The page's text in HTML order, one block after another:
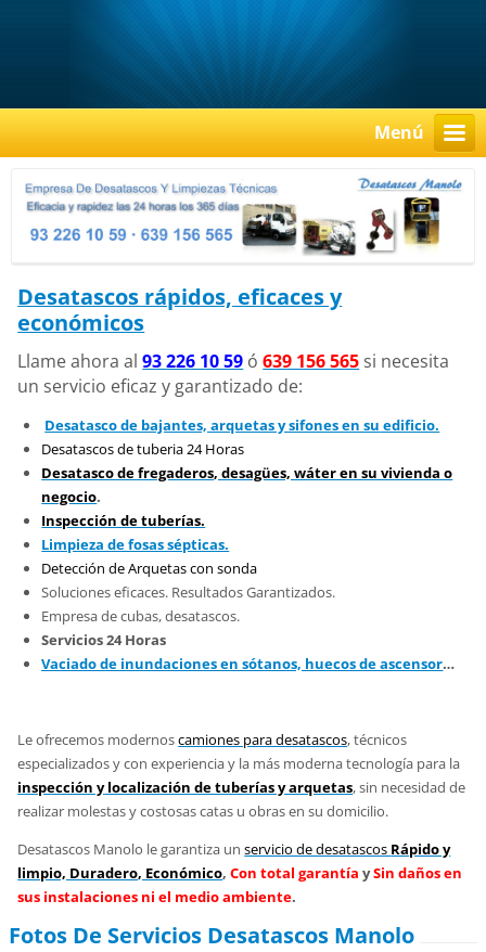
Menú
Desatascos rápidos, eficaces y
económicos
Llame ahora al93 226 10 59 ó639 156 565 si necesita
un servicio eficaz y garantizado de:
Desatasco de bajantes, arquetas y sifones en su edificio.
Desatascos de tuberia 24 Horas
Desatasco de fregaderos, desagües, wáter en su vivienda o
negocio.
Inspección de tuberías.
Limpieza de fosas sépticas.
Detección de Arquetas con sonda
Soluciones eficaces. Resultados Garantizados.
Empresa de cubas, desatascos.
Servicios 24 Horas
Vaciado de inundaciones en sótanos, huecos de ascensor…
Le ofrecemos modernoscamiones para desatascos,técnicos
especializados y con experiencia y la más moderna tecnología para la
inspección ylocalización de tuberías y arquetas, sin necesidad de
realizar molestas y costosas catas u obras en su domicilio.
Desatascos Manolo le garantiza unservicio de desatascos Rápido y
limpio, Duradero, Económico,Con total garantía ySin daños en
sus instalaciones ni el medio ambiente.
Fotos De Servicios Desatascos Manolo